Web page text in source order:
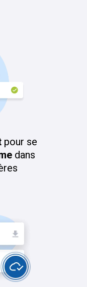
pour se
dans